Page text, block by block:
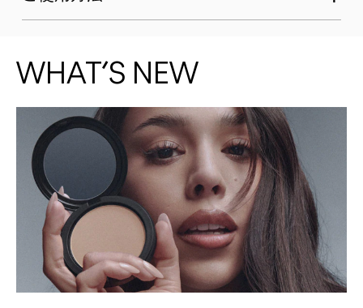
WHAT’S NEW